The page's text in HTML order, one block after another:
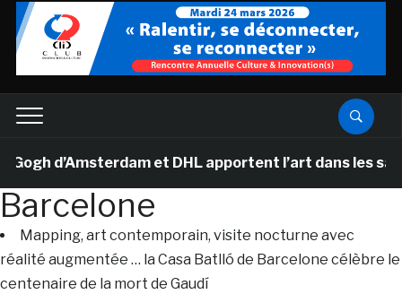
d’Amsterdam et DHL apportent l’art dans les
Barcelone
Mapping, art contemporain, visite nocturne avec
réalité augmentée … la Casa Batlló de Barcelone célèbre le
centenaire de la mort de Gaudí